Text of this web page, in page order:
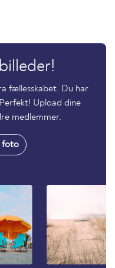
fællesskabet. Du har
Upload dine
medlemmer.
foto